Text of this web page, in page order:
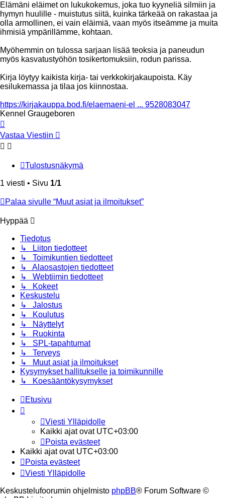
Elämäni eläimet on lukukokemus, joka tuo kyyneliä silmiin ja
hymyn huulille - muistutus siitä, kuinka tärkeää on rakastaa ja
olla armollinen, ei vain eläimiä, vaan myös itseämme ja muita
ihmisiä ympärillämme, kohtaan.
Myöhemmin on tulossa sarjaan lisää teoksia ja paneudun
myös kasvatustyöhön tosikertomuksiin, rodun parissa.
Kirja löytyy kaikista kirja- tai verkkokirjakaupoista. Käy
esilukemassa ja tilaa jos kiinnostaa.
https://kirjakauppa.bod.fi/elaemaeni-el ... 9528083047
Kennel Graugeboren
Vastaa Viestiin
Tulostusnäkymä
1 viesti • Sivu 1/1
Palaa sivulle “Muut asiat ja ilmoitukset”
Hyppää
Tiedotus
↳ Liiton tiedotteet
↳ Toimikuntien tiedotteet
↳ Alaosastojen tiedotteet
↳ Webtiimin tiedotteet
↳ Kokeet
Keskustelu
↳ Jalostus
↳ Koulutus
↳ Näyttelyt
↳ Ruokinta
↳ SPL-tapahtumat
↳ Terveys
↳ Muut asiat ja ilmoitukset
Kysymykset hallitukselle ja toimikunnille
↳ Koesääntökysymykset
Etusivu
Viesti Ylläpidolle
Kaikki ajat ovat UTC+03:00
Poista evästeet
Kaikki ajat ovat UTC+03:00
Poista evästeet
Viesti Ylläpidolle
Keskustelufoorumin ohjelmisto phpBB® Forum Software ©